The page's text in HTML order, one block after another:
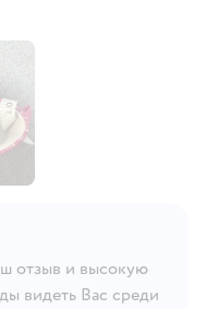
отзыв и высокую
видеть Вас среди